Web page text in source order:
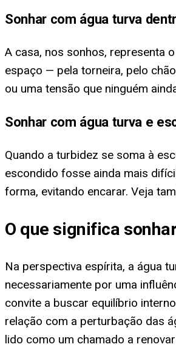
Sonhar com água turva
A casa, nos sonhos, representa
espaço — pela torneira, pelo
ou uma tensão que ninguém
Sonhar com água turva e
Quando a turbidez se soma à
escondido fosse ainda mais
forma, evitando encarar. Veja
O que significa
Na perspectiva espírita, a água
necessariamente por uma
convite a buscar equilíbrio
relação com a perturbação das
lido como um chamado a